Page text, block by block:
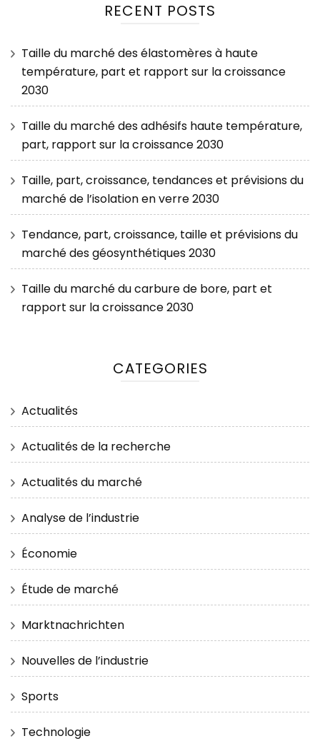
RECENT POSTS
Taille du marché des élastomères à haute
température, part et rapport sur la croissance
2030
Taille du marché des adhésifs haute température,
part, rapport sur la croissance 2030
Taille, part, croissance, tendances et prévisions du
marché de l’isolation en verre 2030
Tendance, part, croissance, taille et prévisions du
marché des géosynthétiques 2030
Taille du marché du carbure de bore, part et
rapport sur la croissance 2030
CATEGORIES
Actualités
Actualités de la recherche
Actualités du marché
Analyse de l’industrie
Économie
Étude de marché
Marktnachrichten
Nouvelles de l’industrie
Sports
Technologie